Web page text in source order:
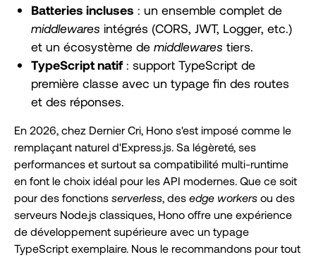
Batteries incluses : un ensemble complet de
middlewares intégrés (CORS, JWT, Logger, etc.)
et un écosystème de middlewares tiers.
TypeScript natif: support TypeScript de
première classe avec un typage fin des routes
et des réponses.
En 2026, chez Dernier Cri, Hono s'est imposé comme le
remplaçant naturel d'Express.js. Sa légèreté, ses
performances et surtout sa compatibilité multi-runtime
en font le choix idéal pour les API modernes. Que ce soit
pour des fonctions serverless , des edge workers ou des
serveurs Node.js classiques, Hono offre une expérience
de développement supérieure avec un typage
TypeScript exemplaire. Nous le recommandons pour tout